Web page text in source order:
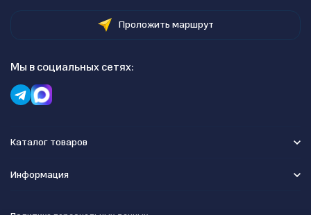
Проложить маршрут
Мы в социальных сетях:
Каталог товаров
Информация
Политика персональных данных